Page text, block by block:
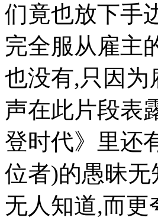
们竟也放下手
完全服从雇主
也没有,只因为
声在此片段表
登时代》里还
位者)的愚昧
无人知道,而